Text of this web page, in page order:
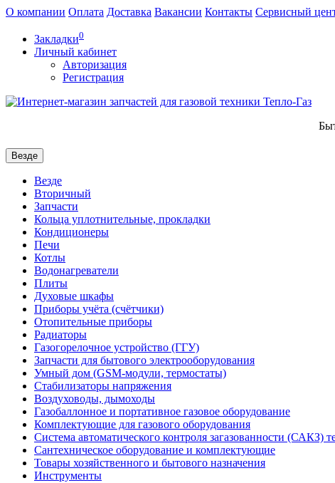
О компании Оплата Доставка Вакансии Контакты Сервисный
Закладки0
Личный кабинет
Авторизация
Регистрация
Везде
Везде
Вторичный
Запчасти
Кольца уплотнительные, прокладки
Кондиционеры
Печи
Котлы
Водонагреватели
Плиты
Духовые шкафы
Приборы учёта (счётчики)
Отопительные приборы
Радиаторы
Газогорелочное устройство (ГГУ)
Запчасти для бытового электрооборудования
Умный дом (GSM-модули, термостаты)
Cтабилизаторы напряжения
Воздуховоды, дымоходы
Газобаллонное и портативное газовое оборудование
Комплектующие для газового оборудования
Система автоматического контроля загазованности (САКЗ)
Сантехническое оборудование и комплектующие
Товары хозяйственного и бытового назначения
Инструменты